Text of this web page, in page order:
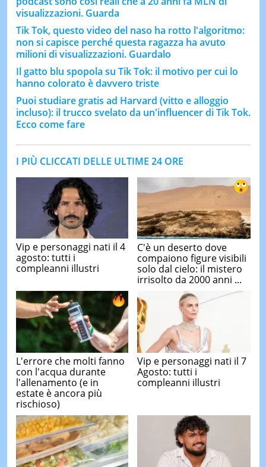
visualizzazioni. Guarda
Tik Tok, questo video del naso ha rotto l'algoritmo:
non si capisce perché questa ragazza ha avuto
milioni di visualizzazioni. Guardalo
Il gatto blu spopola su Tik Tok: il motivo per cui lo
hanno colorato è davvero triste
Puoi studiare gratis ad Harvard (vitto e alloggio
incluso): il trucco svelato da un'influencer di Tik Tok.
Ecco come fare
I PIÙ CLICCATI DELLE ULTIME 24 ORE
Vip e personaggi nati il 4
agosto: tutti i
compleanni illustri
C'è un deserto dove
compaiono figure visibili
solo dal cielo: il mistero
irrisolto da 2000 anni ...
L'errore che molti fanno
con l'acqua durante
l'allenamento (e in
estate è ancora più
rischioso)
Vip e personaggi nati il 7
Agosto: tutti i
compleanni illustri